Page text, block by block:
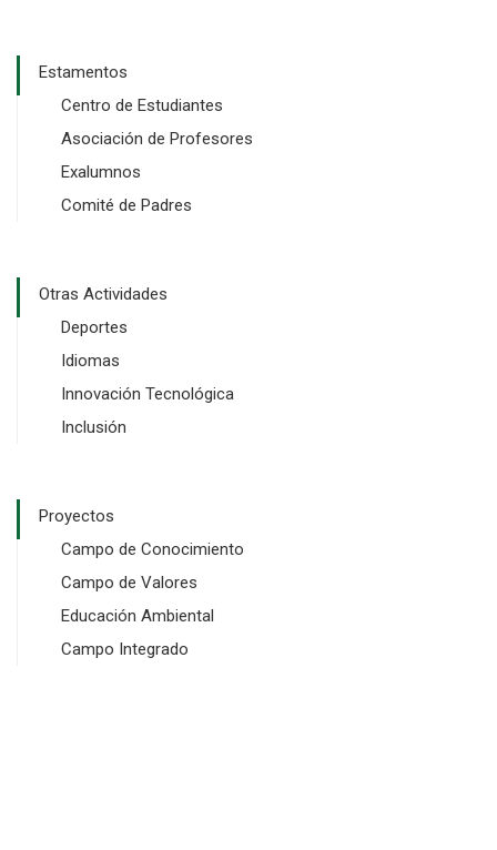
Estamentos
Centro de Estudiantes
Asociación de Profesores
Exalumnos
Comité de Padres
Otras Actividades
Deportes
Idiomas
Innovación Tecnológica
Inclusión
Proyectos
Campo de Conocimiento
Campo de Valores
Educación Ambiental
Campo Integrado